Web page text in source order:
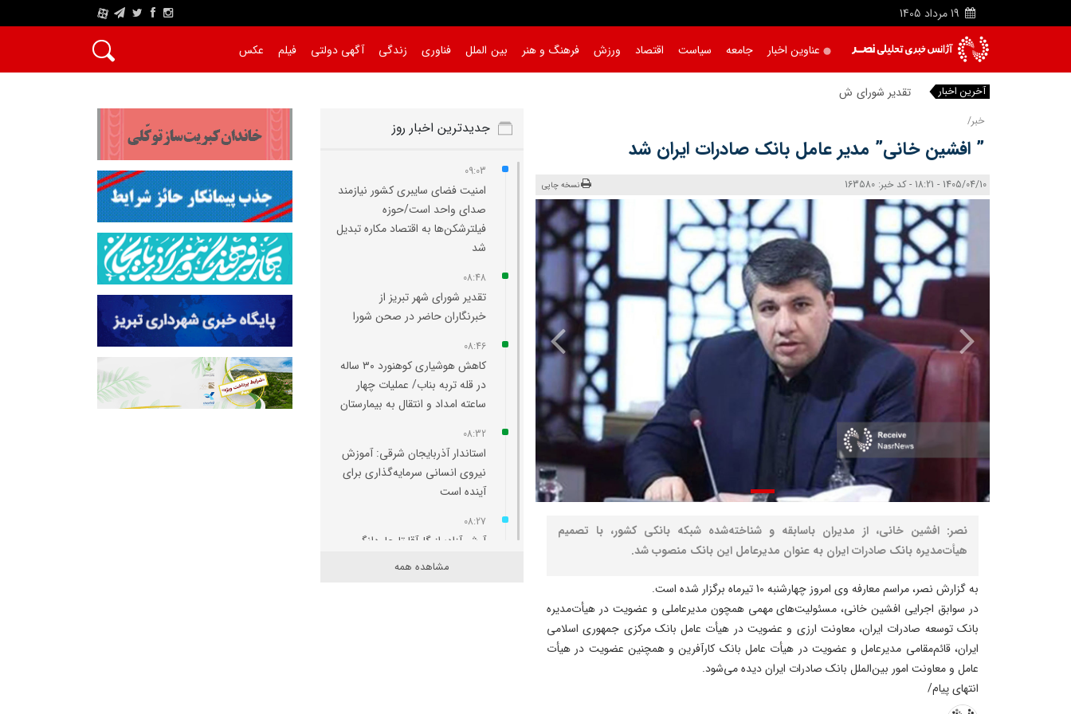
19 مرداد 1405
A
عناوین اخبار جامعه سیاست اقتصاد ورزش فرهنگ و هنر بین الملل فناوری زندگی آگهی دولتی فیلم عکس
آخرین اخبار تقدیر شورای شهر تبریز
خبر/
” افشین خانی” مدیر عامل بانک صادرات ایران شد
1405/04/10 - 18:21 - کد خبر: 163580 نسخه چاپی
نصر: افشین خانی، از مدیران باسابقه و شناخته‌شده شبکه بانکی کشور، با تصمیم
هیأت‌مدیره بانک صادرات ایران به عنوان مدیرعامل این بانک منصوب شد.
به گزارش نصر، مراسم معارفه وی امروز چهارشنبه 10 تیرماه برگزار شده است.
در سوابق اجرایی افشین خانی، مسئولیت‌های مهمی همچون مدیرعاملی و عضویت در هیأت‌مدیره
بانک توسعه صادرات ایران، معاونت ارزی و عضویت در هیأت عامل بانک مرکزی جمهوری اسلامی
ایران، قائم‌مقامی مدیرعامل و عضویت در هیأت عامل بانک کارآفرین و همچنین عضویت در هیأت
عامل و معاونت امور بین‌الملل بانک صادرات ایران دیده می‌شود.
انتهای پیام/
جدیدترین اخبار روز
09:03
امنیت فضای سایبری کشور نیازمند
صدای واحد است/حوزه
فیلترشکن‌ها به اقتصاد مکاره تبدیل
شد
08:48
تقدیر شورای شهر تبریز از
خبرنگاران حاضر در صحن شورا
08:46
کاهش هوشیاری کوهنورد ۳۰ ساله
در قله تربه بناب/ عملیات چهار
ساعته امداد و انتقال به بیمارستان
08:32
استاندار آذربایجان شرقی: آموزش
نیروی انسانی سرمایه‌گذاری برای
آینده است
08:27
آرش آزاد؛ از گل‌آقا تا جاودانگی
مشاهده همه